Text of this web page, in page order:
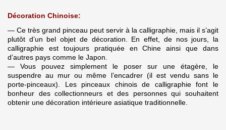
Décoration Chinoise:
— Ce très grand pinceau peut servir à la calligraphie, mais il s’agit
plutôt d’un bel objet de décoration. En effet, de nos jours, la
calligraphie est toujours pratiquée en Chine ainsi que dans
d’autres pays comme le Japon.
— Vous pouvez simplement le poser sur une étagère, le
suspendre au mur ou même l’encadrer (il est vendu sans le
porte-pinceaux). Les pinceaux chinois de calligraphie font le
bonheur des collectionneurs et des personnes qui souhaitent
obtenir une décoration intérieure asiatique traditionnelle.